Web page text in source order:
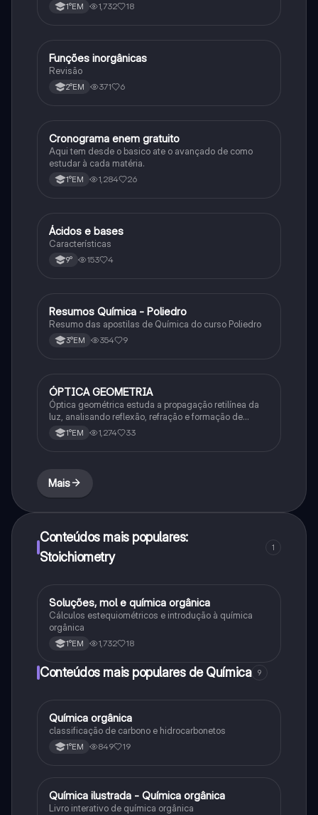
1°EM 1,732 18
Química
Funções inorgânicas
Revisão
2°EM 371 6
Português
Cronograma enem gratuito
Aqui tem desde o basico ate o avançado de como
estudar à cada matéria.
1°EM 1,284 26
Química
Ácidos e bases
Características
9° 153 4
Química
Resumos Química - Poliedro
Resumo das apostilas de Química do curso Poliedro
3°EM 354 9
Química
ÓPTICA GEOMETRIA
Óptica geométrica estuda a propagação retilínea da
luz, analisando reflexão, refração e formação de
imagens em espelhos e lentes. Usa princípios como
os de Snell-Descartes e Fermat.
1°EM 1,274 33
Mais
Conteúdos mais populares:
Stoichiometry
1
Química
Soluções, mol e química orgânica
Cálculos estequiométricos e introdução à química
orgânica
1°EM 1,732 18
Conteúdos mais populares de Química 9
Química
Química orgânica
classificação de carbono e hidrocarbonetos
1°EM 849 19
Química
Química ilustrada - Química orgânica
Livro interativo de química orgânica